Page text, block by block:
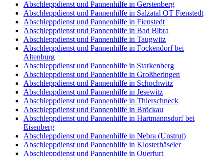
Abschleppdienst und Pannenhilfe in Gerstenberg
Abschleppdienst und Pannenhilfe in Salzatal OT Fienstedt
Abschleppdienst und Pannenhilfe in Fienstedt
Abschleppdienst und Pannenhilfe in Bad Bibra
Abschleppdienst und Pannenhilfe in Taugwitz
Abschleppdienst und Pannenhilfe in Fockendorf bei
Altenburg
Abschleppdienst und Pannenhilfe in Starkenberg
Abschleppdienst und Pannenhilfe in Großheringen
Abschleppdienst und Pannenhilfe in Schochwitz
Abschleppdienst und Pannenhilfe in Jesewitz
Abschleppdienst und Pannenhilfe in Thierschneck
Abschleppdienst und Pannenhilfe in Bröckau
Abschleppdienst und Pannenhilfe in Hartmannsdorf bei
Eisenberg
Abschleppdienst und Pannenhilfe in Nebra (Unstrut)
Abschleppdienst und Pannenhilfe in Klosterhäseler
Abschleppdienst und Pannenhilfe in Querfurt